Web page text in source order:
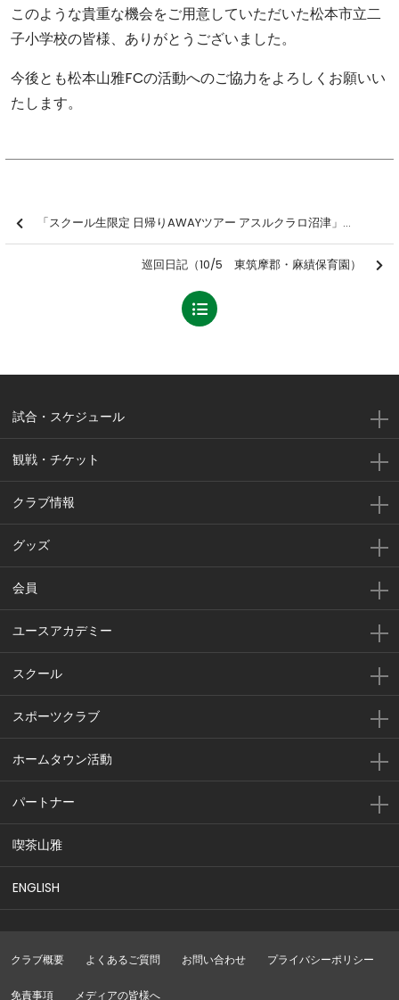
このような貴重な機会をご用意していただいた松本市立二
子小学校の皆様、ありがとうございました。
今後とも松本山雅FCの活動へのご協力をよろしくお願いい
たします。
「スクール生限定 日帰りAWAYツアー アスルクラロ沼津」を開催しました【報告】
巡回日記（10/5 東筑摩郡・麻績保育園）
試合・スケジュール
観戦・チケット
クラブ情報
グッズ
会員
ユースアカデミー
スクール
スポーツクラブ
ホームタウン活動
パートナー
喫茶山雅
ENGLISH
クラブ概要 よくあるご質問 お問い合わせ プライバシーポリシー
免責事項 メディアの皆様へ